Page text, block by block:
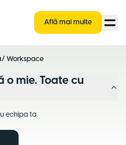
Află mai multe
/ Workspace
o mie. Toate cu
echipa ta.